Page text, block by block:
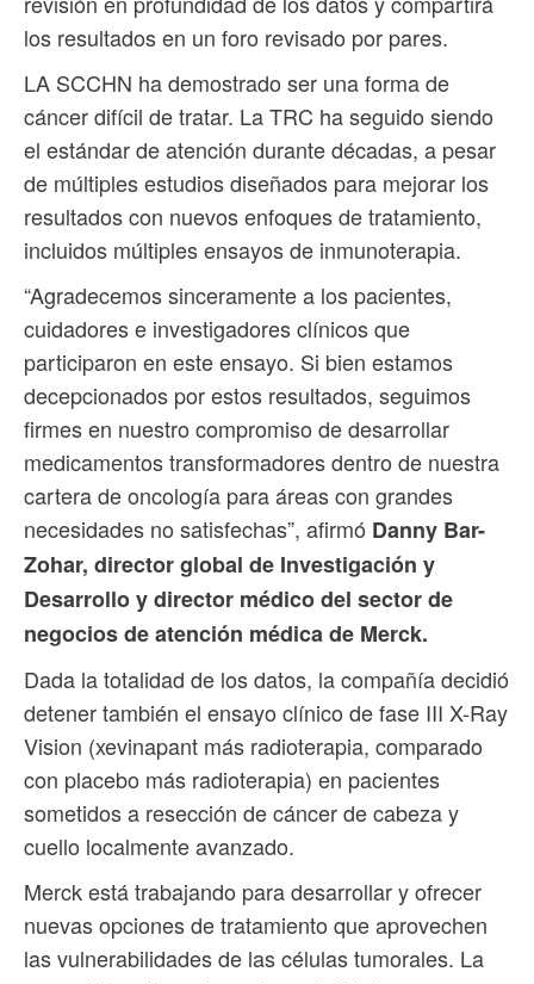
los resultados en un foro revisado por pares.
LA SCCHN ha demostrado ser una forma de
cáncer difícil de tratar. La TRC ha seguido siendo
el estándar de atención durante décadas, a pesar
de múltiples estudios diseñados para mejorar los
resultados con nuevos enfoques de tratamiento,
incluidos múltiples ensayos de inmunoterapia.
“Agradecemos sinceramente a los pacientes,
cuidadores e investigadores clínicos que
participaron en este ensayo. Si bien estamos
decepcionados por estos resultados, seguimos
firmes en nuestro compromiso de desarrollar
medicamentos transformadores dentro de nuestra
cartera de oncología para áreas con grandes
necesidades no satisfechas”, afirmó Danny Bar-
Zohar, director global de Investigación y
Desarrollo y director médico del sector de
negocios de atención médica de Merck.
Dada la totalidad de los datos, la compañía decidió
detener también el ensayo clínico de fase III X-Ray
Vision (xevinapant más radioterapia, comparado
con placebo más radioterapia) en pacientes
sometidos a resección de cáncer de cabeza y
cuello localmente avanzado.
Merck está trabajando para desarrollar y ofrecer
nuevas opciones de tratamiento que aprovechen
las vulnerabilidades de las células tumorales. La